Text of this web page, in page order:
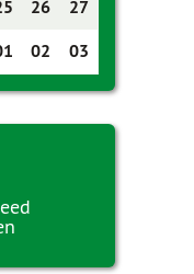
26
27
02 03